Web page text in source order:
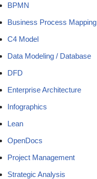
BPMN
Business Process Mapping
C4 Model
Data Modeling / Database
DFD
Enterprise Architecture
Infographics
Lean
OpenDocs
Project Management
Strategic Analysis